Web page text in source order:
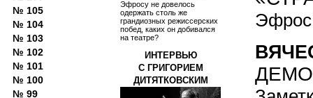
Эфросу не довелось
одержать столь же
грандиозных режиссерских
побед, каких он добивался
на театре?
ИНТЕРВЬЮ
С ГРИГОРИЕМ
ДИТЯТКОВСКИМ
Эфрос
№ 105
№ 104
№ 103
№ 102
№ 101
№ 100
№ 99